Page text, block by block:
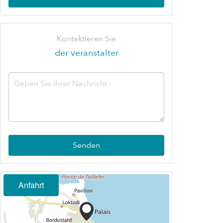
Kontaktieren Sie
der veranstalter
Senden
Anfahrt